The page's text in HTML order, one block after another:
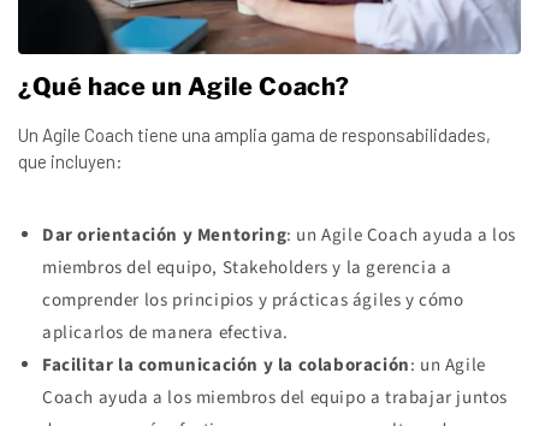
¿Qué hace un Agile Coach?
Un Agile Coach tiene una amplia gama de responsabilidades,
que incluyen:
Dar orientación y Mentoring: un Agile Coach ayuda a los
miembros del equipo, Stakeholders y la gerencia a
comprender los principios y prácticas ágiles y cómo
aplicarlos de manera efectiva.
Facilitar la comunicación y la colaboración: un Agile
Coach ayuda a los miembros del equipo a trabajar juntos